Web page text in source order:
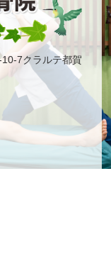
7クラルテ都賀